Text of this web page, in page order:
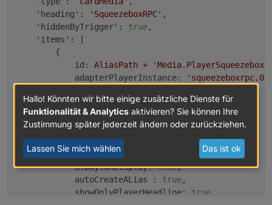
'heading':
'SqueezeboxRPC' ,
'hiddenByTrigger':
true,
'items':
[
        {
id:
AliasPath +
adapterPlayerInstance:
mediaDevice: 'SqueezePlay',
playList: ['Playlist' ],
colorMediaIcon:
Green,
colorMediaArtist:
colorMediaTitle:
alwaysOnDisplay: true,
autoCreateALias :
true,
showOnlyPlayerHeadline:
true
Hallo! Könnten wir bitte einige zusätzliche Dienste für
Funktionalität & Analytics aktivieren? Sie können Ihre
Zustimmung später jederzeit ändern oder zurückziehen.
Lassen Sie mich wählen Das ist ok